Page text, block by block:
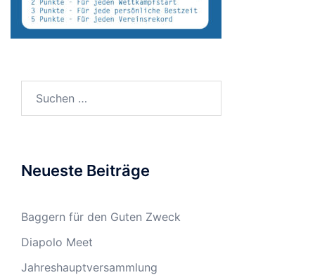
Neueste Beiträge
Baggern für den Guten Zweck
Diapolo Meet
Jahreshauptversammlung